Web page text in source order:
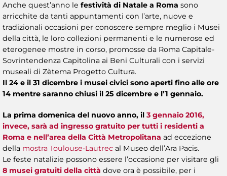
Anche quest’anno le festività di Natale a Roma sono
arricchite da tanti appuntamenti con l’arte, nuove e
tradizionali occasioni per conoscere sempre meglio i Musei
della città, le loro collezioni permanenti e le numerose ed
eterogenee mostre in corso, promosse da Roma Capitale-
Sovrintendenza Capitolina ai Beni Culturali con i servizi
museali di Zètema Progetto Cultura.
Il 24 e il 31 dicembre i musei civici sono aperti fino alle ore
14 mentre saranno chiusi il 25 dicembre e l’1 gennaio.
La prima domenica del nuovo anno, il 3 gennaio 2016,
invece, sarà ad ingresso gratuito per tutti i residenti a
Roma e nell’area della Città Metropolitana ad eccezione
della mostra Toulouse-Lautrec al Museo dell’Ara Pacis.
Le feste natalizie possono essere l’occasione per visitare gli
8 musei gratuiti della città dove ora è possibile, per i